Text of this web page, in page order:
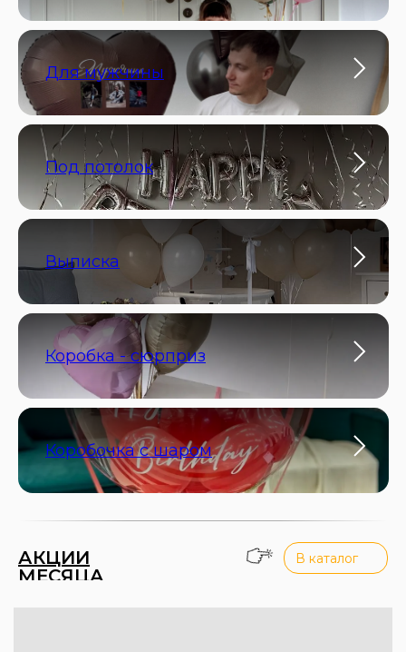
Для мужчины
Под потолок
Выписка
Коробка - сюрприз
Коробочка с шаром
АКЦИИ
МЕСЯЦА
В каталог